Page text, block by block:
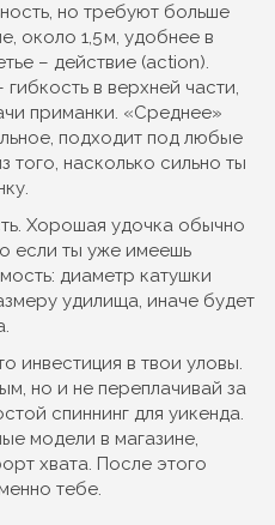
но требуют больше
около 1,5 м, удобнее в
– действие (action).
в верхней части,
приманки. «Среднее»
подходит под любые
того, насколько сильно ты
Хорошая удочка обычно
если ты уже имеешь
диаметр катушки
удилища, иначе будет
инвестиция в твои уловы.
но и не переплачивай за
спиннинг для уикенда.
модели в магазине,
хвата. После этого
тебе.